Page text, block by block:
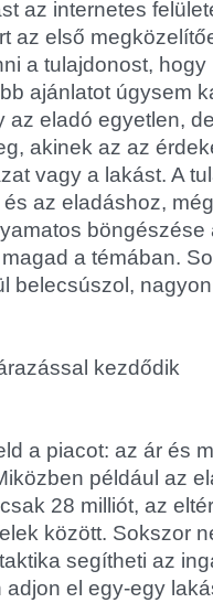
az internetes
az első
a tulajdonost,
ajánlatot úgysem
az eladó egyetlen,
akinek az az
vagy a lakást. A
az eladáshoz,
a témában.
belecsúszol,
kezdődik
a piacot: az ár és
például az
28 milliót, az
között. Sokszor
segítheti az
el egy-egy